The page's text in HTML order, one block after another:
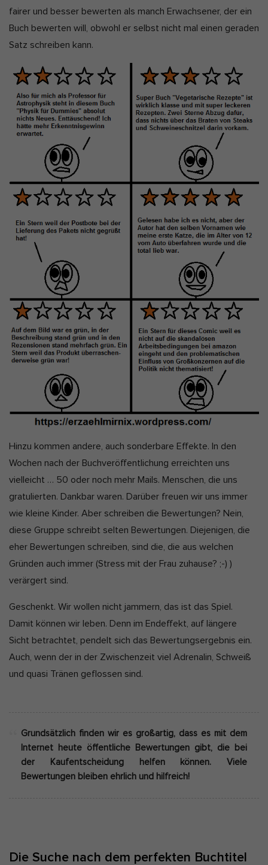
fairer und besser bewerten als manch Erwachsener, der ein
Buch bewerten will, obwohl er selbst nicht mal einen geraden
Satz schreiben kann.
Hinzu kommen andere, auch sonderbare Effekte. In den
Wochen nach der Buchveröffentlichung erreichten uns
vielleicht … 50 oder noch mehr Mails. Menschen, die uns
gratulierten. Dankbar waren. Darüber freuen wir uns immer
wie kleine Kinder. Aber schreiben die Bewertungen? Nein,
diese Gruppe schreibt selten Bewertungen. Diejenigen, die
eher Bewertungen schreiben, sind die, die aus welchen
Gründen auch immer (Stress mit der Frau zuhause? ;-) )
verärgert sind.
Geschenkt. Wir wollen nicht jammern, das ist das Spiel.
Damit können wir leben. Denn im Endeffekt, auf längere
Sicht betrachtet, pendelt sich das Bewertungsergebnis ein.
Auch, wenn der in der Zwischenzeit viel Adrenalin, Schweiß
und quasi Tränen geflossen sind.
Grundsätzlich finden wir es großartig, dass es mit dem
Internet heute öffentliche Bewertungen gibt, die bei
der Kaufentscheidung helfen können. Viele
Bewertungen bleiben ehrlich und hilfreich!
Die Suche nach dem perfekten Buchtitel